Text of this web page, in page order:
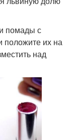
помады с
положите их на
над